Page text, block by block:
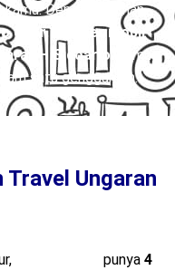
Dengan layanan
door,
charter mobil
– Sidoarjo , semua
satu genggaman.
Ungaran
punya 4